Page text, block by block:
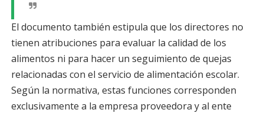
El documento también estipula que los directores no
tienen atribuciones para evaluar la calidad de los
alimentos ni para hacer un seguimiento de quejas
relacionadas con el servicio de alimentación escolar.
Según la normativa, estas funciones corresponden
exclusivamente a la empresa proveedora y al ente